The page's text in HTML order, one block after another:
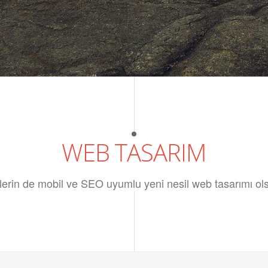
WEB TASARIM
de mobil ve SEO uyumlu yeni nesil web tasarımı